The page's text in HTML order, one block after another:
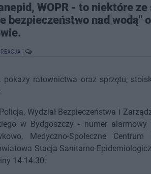
WOPR - to niektóre ze
bezpieczeństwo nad wodą"
pokazy ratownictwa oraz sprzętu,
Wydział Bezpieczeństwa i
w Bydgoszczy - numer
Medyczno-Społeczne
Stacja Sanitarno-
14-14.30.